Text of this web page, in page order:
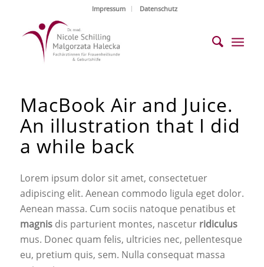
Impressum Datenschutz
MacBook Air and Juice.
An illustration that I did
a while back
Lorem ipsum dolor sit amet, consectetuer
adipiscing elit. Aenean commodo ligula eget dolor.
Aenean massa. Cum sociis natoque penatibus et
magnisdis parturient montes, nascetur ridiculus
mus. Donec quam felis, ultricies nec, pellentesque
eu, pretium quis, sem. Nulla consequat massa